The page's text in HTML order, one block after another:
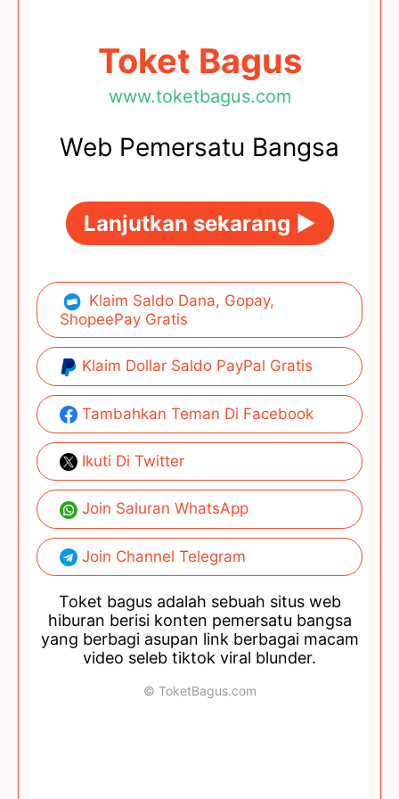
Toket Bagus
www.toketbagus.com
Web Pemersatu Bangsa
Lanjutkan sekarang ►
Klaim Saldo Dana, Gopay,
ShopeePay Gratis
Klaim Dollar Saldo PayPal Gratis
Tambahkan Teman Di Facebook
Ikuti Di Twitter
Join Saluran WhatsApp
Join Channel Telegram
Toket bagus adalah sebuah situs web
hiburan berisi konten pemersatu bangsa
yang berbagi asupan link berbagai macam
video seleb tiktok viral blunder.
© ToketBagus.com